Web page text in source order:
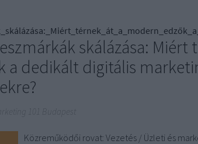
skálázása: Miért
a dedikált digitális
101 Budapest
Közreműködői rovat: Vezetés / Üzleti és